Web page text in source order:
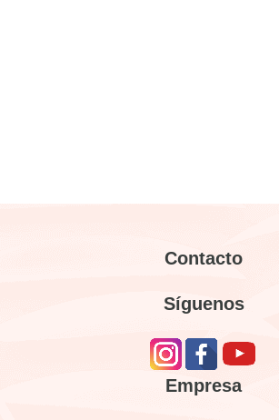
Contacto
Síguenos
Empresa